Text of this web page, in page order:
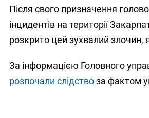
Після свого призначення
інцидентів на території
розкрито цей зухвалий злочин,
За інформацією Головного
розпочали слідствоза фактом